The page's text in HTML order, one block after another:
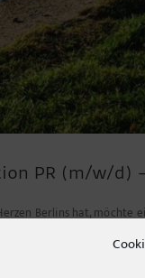
PR (m/w/d)
Berlins hat,
Gewerbe.